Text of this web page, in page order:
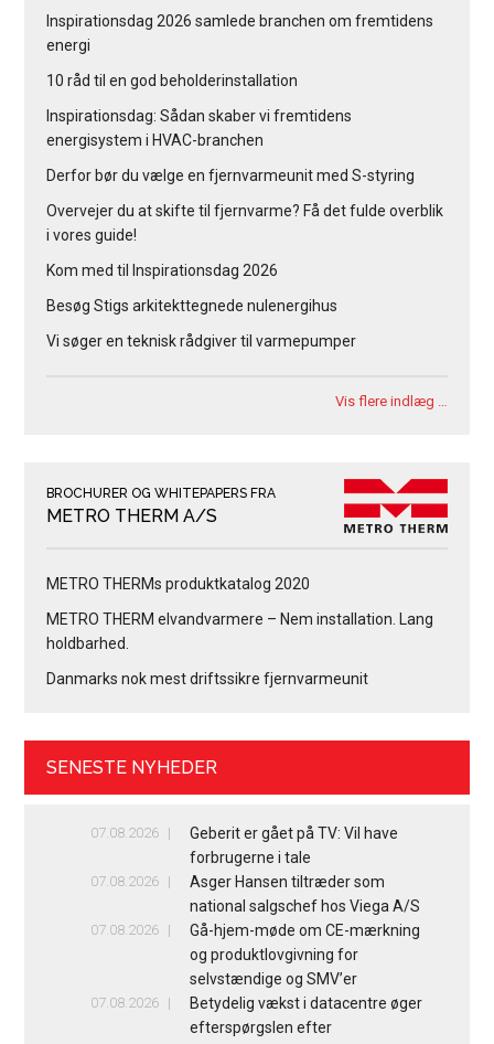
Inspirationsdag 2026 samlede branchen om fremtidens
energi
10 råd til en god beholderinstallation
Inspirationsdag: Sådan skaber vi fremtidens
energisystem i HVAC-branchen
Derfor bør du vælge en fjernvarmeunit med S-styring
Overvejer du at skifte til fjernvarme? Få det fulde overblik
i vores guide!
Kom med til Inspirationsdag 2026
Besøg Stigs arkitekttegnede nulenergihus
Vi søger en teknisk rådgiver til varmepumper
Vis flere indlæg …
BROCHURER OG WHITEPAPERS FRA
METRO THERM A/S
METRO THERMs produktkatalog 2020
METRO THERM elvandvarmere – Nem installation. Lang
holdbarhed.
Danmarks nok mest driftssikre fjernvarmeunit
SENESTE NYHEDER
07.08.2026
Geberit er gået på TV: Vil have
forbrugerne i tale
07.08.2026
Asger Hansen tiltræder som
national salgschef hos Viega A/S
07.08.2026
Gå-hjem-møde om CE-mærkning
og produktlovgivning for
selvstændige og SMV’er
07.08.2026
Betydelig vækst i datacentre øger
efterspørgslen efter